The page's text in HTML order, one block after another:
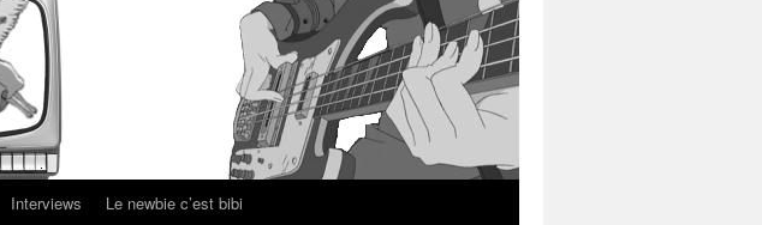
Interviews Le newbie c’est bibi